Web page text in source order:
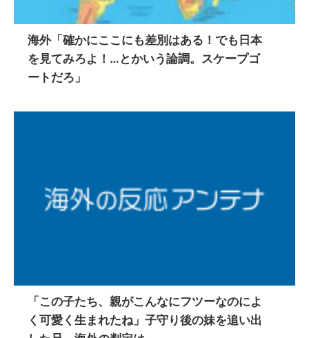
海外「確かにここにも差別はある！でも日本
を見てみろよ！…とかいう論調。スケープゴ
ートだろ」
「この子たち、親がこんなにフツーなのによ
く可愛く生まれたね」子守り後の妹を追い出